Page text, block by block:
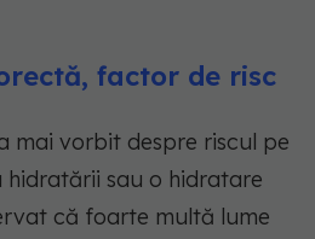
factor de risc
mai vorbit despre riscul pe
hidratării sau o hidratare
că foarte multă lume